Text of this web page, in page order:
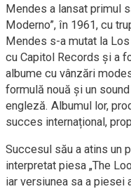
Mendes a lansat primul
Moderno”, în 1961, cu
Mendes s-a mutat la
cu Capitol Records și a
albume cu vânzări
formulă nouă și un
engleză. Albumul lor,
succes internațional,
Succesul său a atins un
interpretat piesa „The
iar versiunea sa a piesei